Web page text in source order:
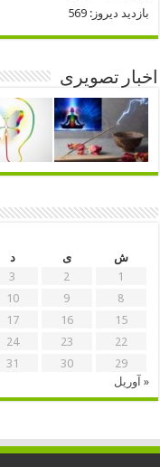
بازدید دیروز:569
اخبار تصویری
ش
ی د
1
2
3
8
9
10
15
16
17
22
23
24
29
30
31
« آوریل